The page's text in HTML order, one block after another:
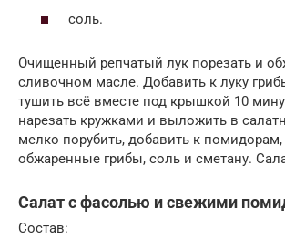
соль.
Очищенный репчатый лук порезать и
сливочном масле. Добавить к луку
тушить всё вместе под крышкой 10
нарезать кружками и выложить в
мелко порубить, добавить к помидорам,
обжаренные грибы, соль и сметану.
Салат с фасолью и свежими
Состав: